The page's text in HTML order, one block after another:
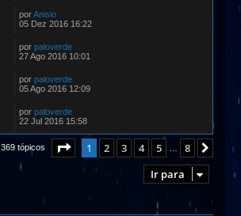
porAnisio
05 Dez 2016 16:22
por paloverde
27 Ago 2016 10:01
por paloverde
05 Ago 2016 12:09
por paloverde
22 Jul 2016 15:58
369 tópicos Página1 de
1 2 3 4 5 8
Ir para